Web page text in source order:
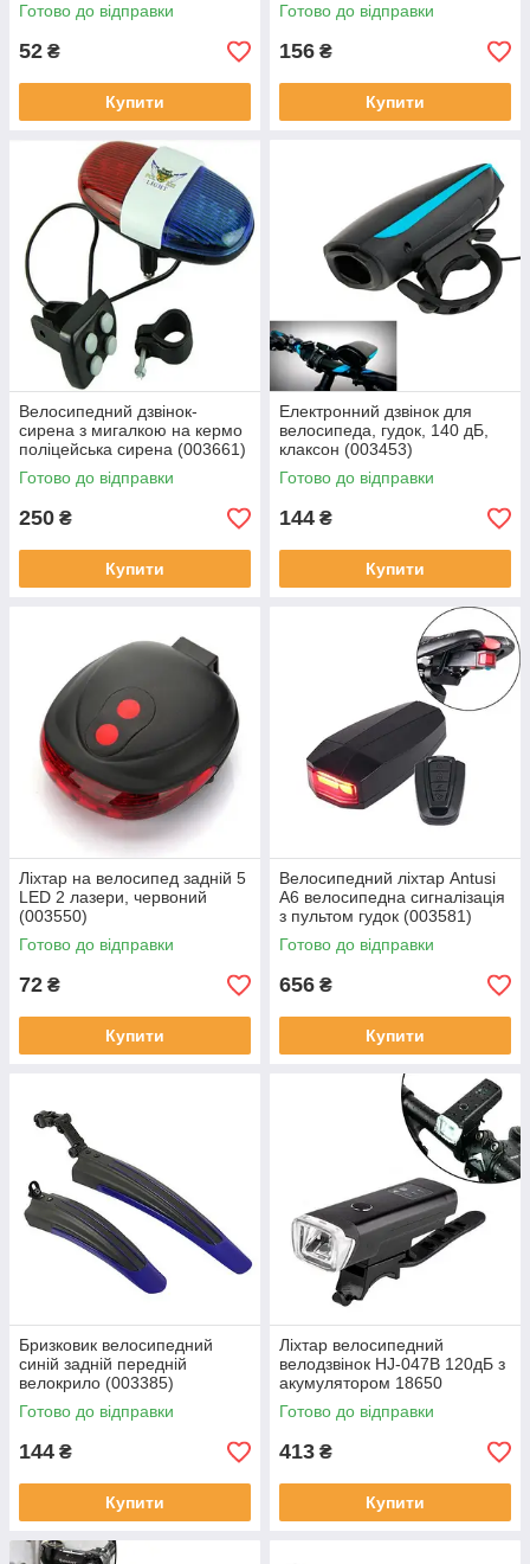
Готово до відправки
52 ₴
Купити
Готово до відправки
156 ₴
Купити
Велосипедний дзвінок-
сирена з мигалкою на кермо
поліцейська сирена (003661)
Готово до відправки
250 ₴
Купити
Електронний дзвінок для
велосипеда, гудок, 140 дБ,
клаксон (003453)
Готово до відправки
144 ₴
Купити
Ліхтар на велосипед задній 5
LED 2 лазери, червоний
(003550)
Готово до відправки
72 ₴
Купити
Велосипедний ліхтар Antusi
A6 велосипедна сигналізація
з пультом гудок (003581)
Готово до відправки
656 ₴
Купити
Бризковик велосипедний
синій задній передній
велокрило (003385)
Готово до відправки
144 ₴
Купити
Ліхтар велосипедний
велодзвінок HJ-047B 120дБ з
акумулятором 18650
(005153)
Готово до відправки
413 ₴
Купити